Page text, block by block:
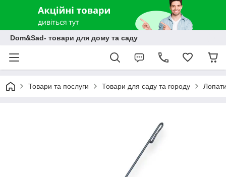
Dom&Sad- товари для дому та саду
Товари та послуги Товари для саду та городу